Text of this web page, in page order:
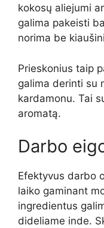
kokosų aliejumi
galima pakeisti
norima be
Prieskonius taip
galima derinti su
kardamonu. Tai
aromatą.
Darbo
Efektyvus darbo
laiko gaminant
ingredientus
dideliame inde.